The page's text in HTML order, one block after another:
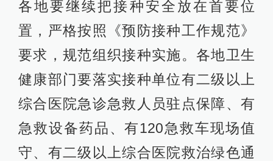
各地要继续把接种安全放在首要位
置，严格按照《预防接种工作规范》
要求，规范组织接种实施。各地卫生
健康部门要落实接种单位有二级以上
综合医院急诊急救人员驻点保障、有
急救设备药品、有120急救车现场值
守、有二级以上综合医院救治绿色通